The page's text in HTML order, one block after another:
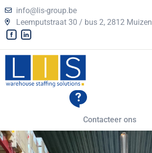
info@lis-group.be
Leemputstraat 30 / bus 2, 2812 Muizen
Contacteer ons